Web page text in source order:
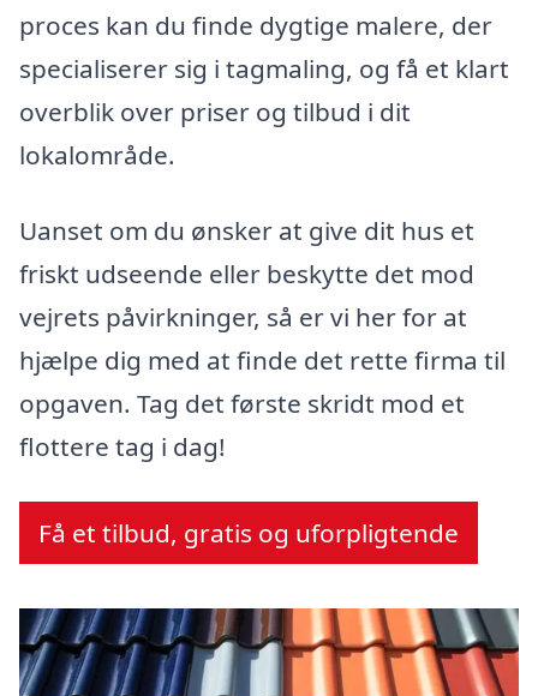
proces kan du finde dygtige malere, der
specialiserer sig i tagmaling, og få et klart
overblik over priser og tilbud i dit
lokalområde.
Uanset om du ønsker at give dit hus et
friskt udseende eller beskytte det mod
vejrets påvirkninger, så er vi her for at
hjælpe dig med at finde det rette firma til
opgaven. Tag det første skridt mod et
flottere tag i dag!
Få et tilbud, gratis og uforpligtende